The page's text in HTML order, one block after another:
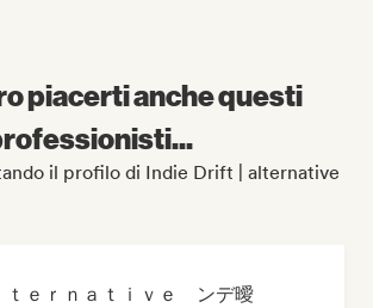
piacerti anche questi
il profilo di Indie Drift | alternative
ｔｅｒｎａｔｉｖｅ ンデ曖